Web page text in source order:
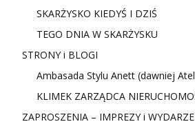
SKARŻYSKO KIEDYŚ I DZIŚ
TEGO DNIA W SKARŻYSKU
STRONY i BLOGI
Ambasada Stylu Anett (dawniej
KLIMEK ZARZĄDCA
ZAPROSZENIA – IMPREZY i